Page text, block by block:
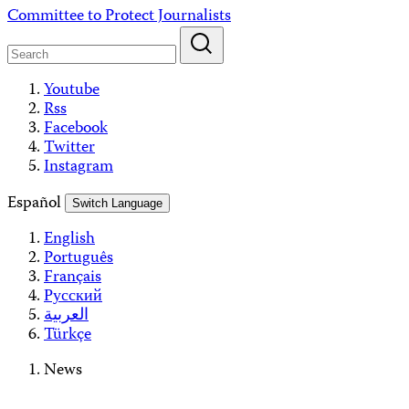
Skip
content
Committee to Protect Journalists
Youtube
Rss
Facebook
Twitter
Instagram
Español
Switch Language
English
Português
Français
Русский
العربية
Türkçe
News